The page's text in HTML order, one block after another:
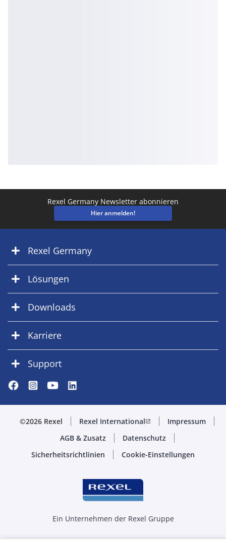
Rexel Germany Newsletter abonnieren
Hier anmelden!
Rexel Germany
Lösungen
Downloads
Karriere
Support
©2026 Rexel Rexel Internationalopen_in_new
Impressum
AGB & Zusatz
Datenschutz
Sicherheitsrichtlinien
Cookie-Einstellungen
Ein Unternehmen der Rexel Gruppe